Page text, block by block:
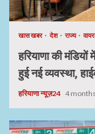
खास खबर देश राज्य
हरियाणा की
हुई नई व्यवस्था,
हरियाणा न्यूज़24 4